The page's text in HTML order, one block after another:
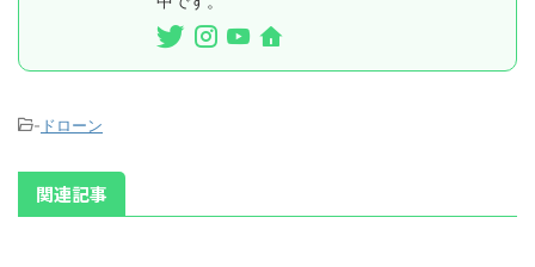
- ドローン
関連記事